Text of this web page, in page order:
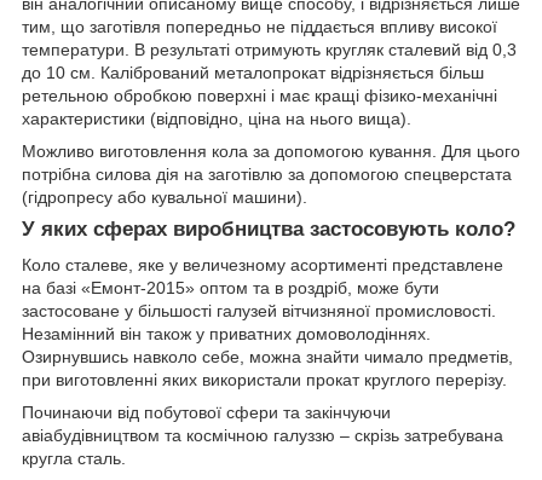
тим, що заготівля попередньо не піддається впливу високої
температури. В результаті отримують кругляк сталевий від 0,3
до 10 см. Калібрований металопрокат відрізняється більш
ретельною обробкою поверхні і має кращі фізико-механічні
характеристики (відповідно, ціна на нього вища).
Можливо виготовлення кола за допомогою кування. Для цього
потрібна силова дія на заготівлю за допомогою спецверстата
(гідропресу або кувальної машини).
У яких сферах виробництва застосовують коло?
Коло сталеве, яке у величезному асортименті представлене
на базі «Емонт-2015» оптом та в роздріб, може бути
застосоване у більшості галузей вітчизняної промисловості.
Незамінний він також у приватних домоволодіннях.
Озирнувшись навколо себе, можна знайти чимало предметів,
при виготовленні яких використали прокат круглого перерізу.
Починаючи від побутової сфери та закінчуючи
авіабудівництвом та космічною галуззю – скрізь затребувана
кругла сталь.